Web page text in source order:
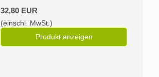
32,80 EUR
(einschl. MwSt.)
Produkt anzeigen